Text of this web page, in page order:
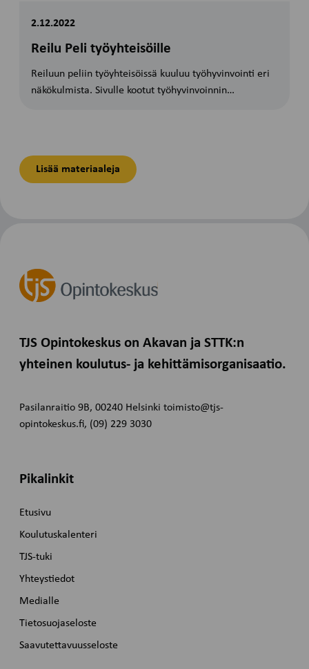
2.12.2022
Reilu Peli työyhteisöille
Reiluun peliin työyhteisöissä kuuluu työhyvinvointi eri
näkökulmista. Sivulle kootut työhyvinvoinnin…
Lisää materiaaleja
TJS Opintokeskus on Akavan ja STTK:n
yhteinen koulutus- ja kehittämisorganisaatio.
Pasilanraitio 9B, 00240 Helsinki toimisto@tjs-
opintokeskus.fi, (09) 229 3030
Pikalinkit
Etusivu
Koulutuskalenteri
TJS-tuki
Yhteystiedot
Medialle
Tietosuojaseloste
Saavutettavuusseloste